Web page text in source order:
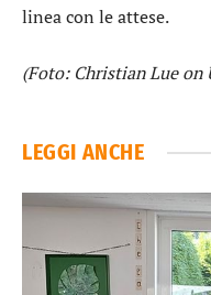
linea con le attese.
(Foto: Christian Lue on
LEGGI ANCHE